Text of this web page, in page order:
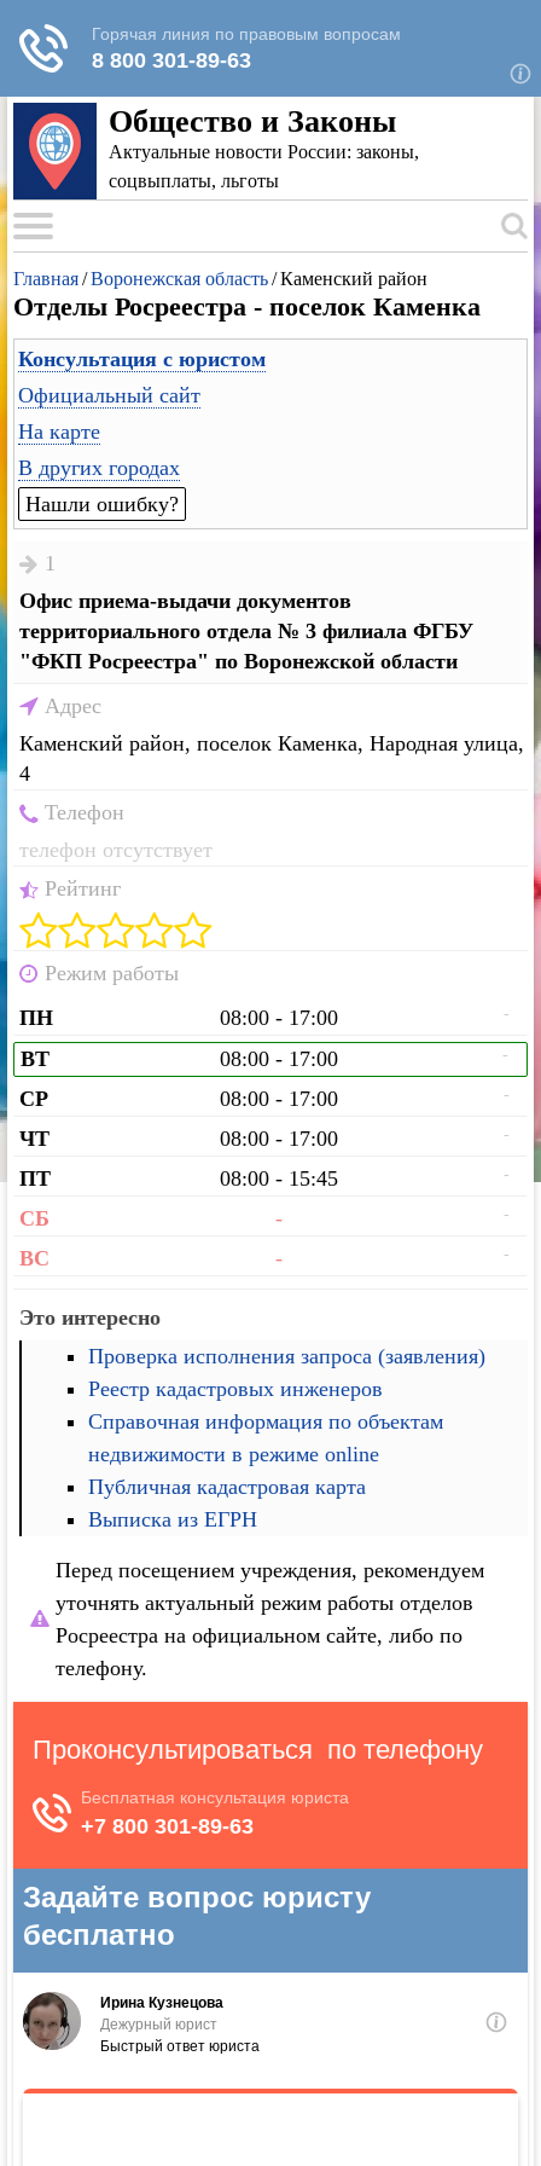
Общество и Законы
Актуальные новости России: законы,
соцвыплаты, льготы
Главная/Воронежская область/Каменский район
Отделы Росреестра - поселок Каменка
Консультация с юристом
Официальный сайт
На карте
В других городах
Нашли ошибку?
1
Офис приема-выдачи документов
территориального отдела № 3 филиала ФГБУ
"ФКП Росреестра" по Воронежской области
Адрес
Каменский район, поселок Каменка, Народная улица,
4
Телефон
телефон отсутствует
Рейтинг
Режим работы
ПН
08:00 - 17:00 -
ВТ 08:00 - 17:00 -
СР 08:00 - 17:00 -
ЧТ 08:00 - 17:00 -
ПТ 08:00 - 15:45 -
СБ - -
ВС - -
Это интересно
Проверка исполнения запроса (заявления)
Реестр кадастровых инженеров
Справочная информация по объектам
недвижимости в режиме online
Публичная кадастровая карта
Выписка из ЕГРН
Перед посещением учреждения, рекомендуем
уточнять актуальный режим работы отделов
Росреестра на официальном сайте, либо по
телефону.
Для любых предложений по сайту: rk-
reestr@cp9.ru